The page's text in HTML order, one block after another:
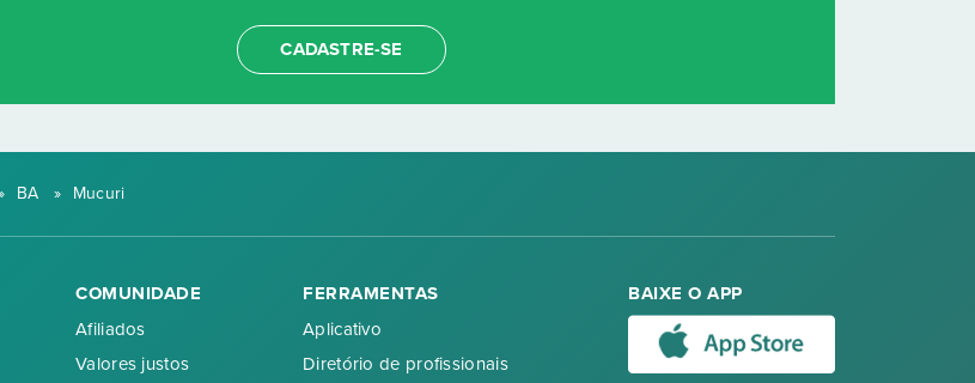
CADASTRE-SE
BA » Mucuri
COMUNIDADE
Afiliados
Valores justos
FERRAMENTAS
Aplicativo
Diretório de profissionais
BAIXE O APP